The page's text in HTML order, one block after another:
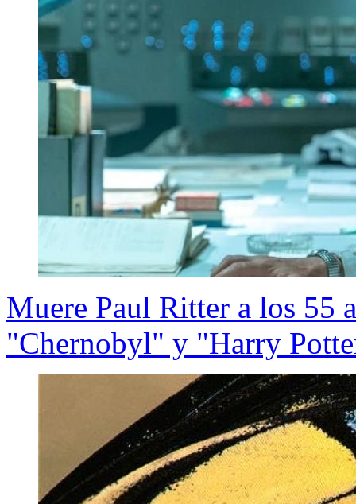
Muere Paul Ritter a los 55
"Chernobyl" y "Harry